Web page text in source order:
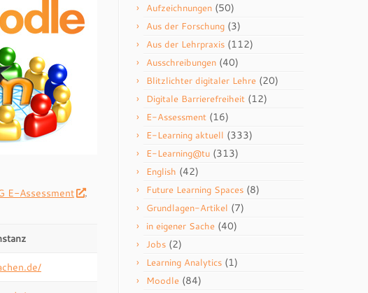
E-Assessment
.
Aufzeichnungen (50)
Aus der Forschung (3)
Aus der Lehrpraxis (112)
Ausschreibungen (40)
Blitzlichter digitaler Lehre (20)
Digitale Barrierefreiheit (12)
E-Assessment (16)
E-Learning aktuell (333)
E-Learning@tu (313)
English (42)
Future Learning Spaces (8)
Grundlagen-Artikel (7)
in eigener Sache (40)
Jobs (2)
Learning Analytics (1)
Moodle (84)